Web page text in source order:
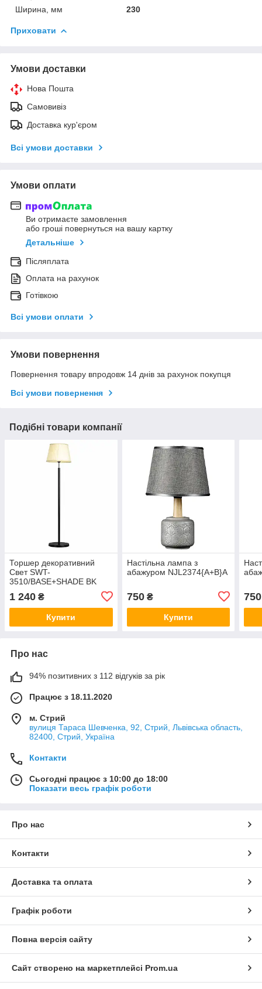
Ширина, мм
230
Приховати
Умови доставки
Нова Пошта
Самовивіз
Доставка кур'єром
Всі умови доставки
Умови оплати
Ви отримаєте замовлення
або гроші повернуться на вашу картку
Детальніше
Післяплата
Оплата на рахунок
Готівкою
Всі умови оплати
Умови повернення
Повернення товару впродовж 14 днів за рахунок покупця
Всі умови повернення
Подібні товари компанії
Торшер декоративний
Свет SWT-
3510/BASE+SHADE BK
1 240 ₴
Купити
Настільна лампа з
абажуром NJL2374{A+B}A
750₴
Купити
750
Про нас
94% позитивних з 112 відгуків за рік
Працює з 18.11.2020
м. Стрий
вулиця Тараса Шевченка, 92, Стрий, Львівська область,
82400, Стрий, Україна
Контакти
Сьогодні працює з 10:00 до 18:00
Показати весь графік роботи
Про нас
Контакти
Доставка та оплата
Графік роботи
Повна версія сайту
Сайт створено на маркетплейсі Prom.ua